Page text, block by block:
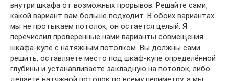
внутри шкафа от возможных прорывов. Решайте сами,
какой вариант вам больше подходит. В обоих вариантах
мы не протыкаем потолок, он остается целый. Я
перечислил проверенные нами варианты совмещения
шкафа-купе с натяжным потолком. Вы должны сами
решить, оставляете место под шкаф-купе определённой
глубины и устанавливаете закладную на потолок, либо